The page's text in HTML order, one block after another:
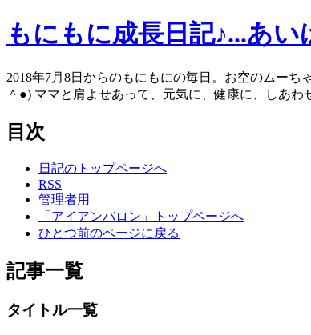
もにもに成長日記♪...あい
2018年7月8日からのもにもにの毎日。お空のムー
＾●) ママと肩よせあって、元気に、健康に、しあわ
目次
日記のトップページへ
RSS
管理者用
「アイアンバロン」トップページへ
ひとつ前のページに戻る
記事一覧
タイトル一覧